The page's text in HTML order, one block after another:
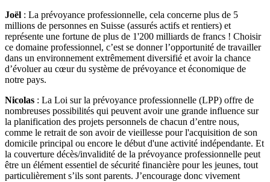
Joël : La prévoyance professionnelle, cela concerne plus de 5
millions de personnes en Suisse (assurés actifs et rentiers) et
représente une fortune de plus de 1'200 milliards de francs ! Choisir
ce domaine professionnel, c’est se donner l’opportunité de travailler
dans un environnement extrêmement diversifié et avoir la chance
d’évoluer au cœur du système de prévoyance et économique de
notre pays.
Nicolas : La Loi sur la prévoyance professionnelle (LPP) offre de
nombreuses possibilités qui peuvent avoir une grande influence sur
la planification des projets personnels de chacun d’entre nous,
comme le retrait de son avoir de vieillesse pour l'acquisition de son
domicile principal ou encore le début d'une activité indépendante. Et
la couverture décès/invalidité de la prévoyance professionnelle peut
être un élément essentiel de sécurité financière pour les jeunes, tout
particulièrement s’ils sont parents. J’encourage donc vivement